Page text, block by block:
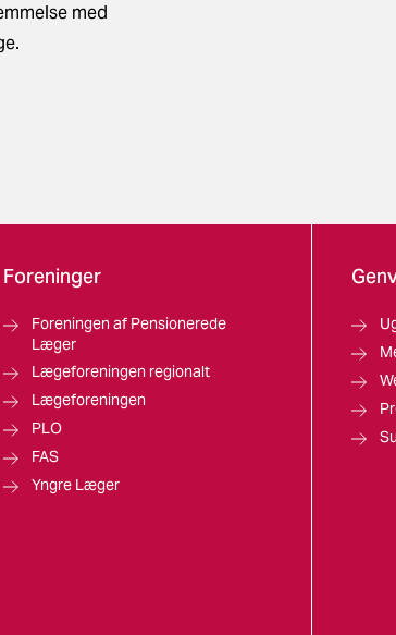
med
Foreninger
Foreningen af Pensionerede
Læger
Lægeforeningen regionalt
Lægeforeningen
PLO
FAS
Yngre Læger